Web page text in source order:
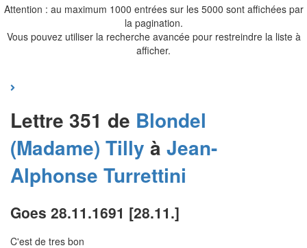
Attention : au maximum 1000 entrées sur les 5000 sont affichées par
la pagination.
Vous pouvez utiliser la recherche avancée pour restreindre la liste à
afficher.
Lettre 351 de Blondel
(Madame) Tilly à Jean-
Alphonse Turrettini
Goes 28.11.1691 [28.11.]
C'est de tres bon